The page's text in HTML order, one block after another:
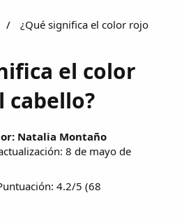
¿Qué significa el color rojo en el
el color
cabello?
Natalia Montaño
8 de mayo de
4.2/5 (68